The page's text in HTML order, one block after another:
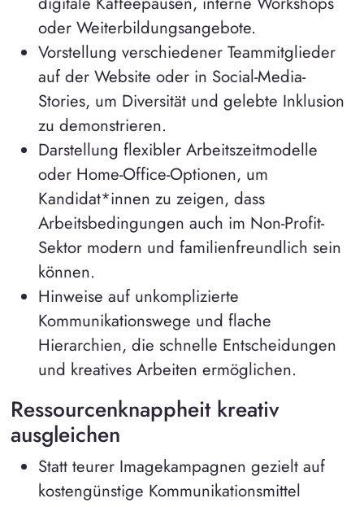
oder Weiterbildungsangebote.
Vorstellung verschiedener Teammitglieder
auf der Website oder in Social-Media-
Stories, um Diversität und gelebte Inklusion
zu demonstrieren.
Darstellung flexibler Arbeitszeitmodelle
oder Home-Office-Optionen, um
Kandidat*innen zu zeigen, dass
Arbeitsbedingungen auch im Non-Profit-
Sektor modern und familienfreundlich sein
können.
Hinweise auf unkomplizierte
Kommunikationswege und flache
Hierarchien, die schnelle Entscheidungen
und kreatives Arbeiten ermöglichen.
Ressourcenknappheit kreativ
ausgleichen
Statt teurer Imagekampagnen gezielt auf
kostengünstige Kommunikationsmittel